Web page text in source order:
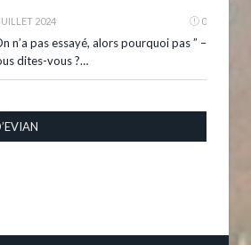
2024 0
n’a pas essayé, alors pourquoi pas ” –
dites-vous ?…